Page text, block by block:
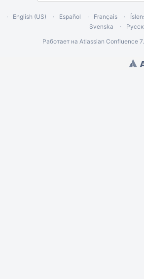
English (US) Español Français
Svenska
Работает на Atlassian Confluence